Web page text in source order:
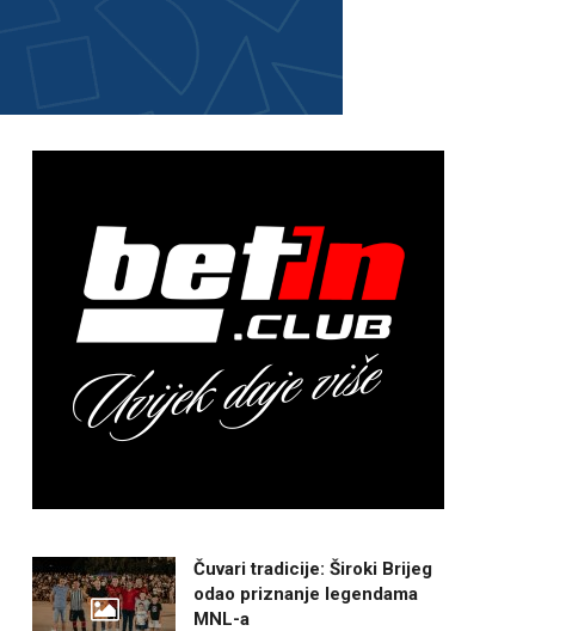
Čuvari tradicije: Široki Brijeg
odao priznanje legendama
MNL-a